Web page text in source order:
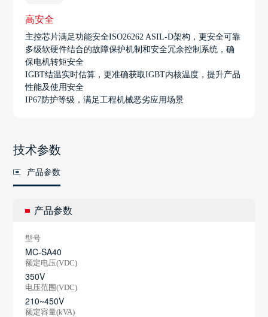
高安全
主控芯片满足功能安全ISO26262 ASIL-D架构，更安全可靠
多级软硬件结合的故障保护机制和安全冗余控制系统，确
保电机转矩安全
IGBT结温实时估算，更准确获取IGBT内核温度，提升产品
性能及使用安全
IP67防护等级，满足工程机械恶劣应用场景
技术参数
产品参数
产品参数
型号
MC-SA40
额定电压(VDC)
350V
电压范围(VDC)
210~450V
额定容量(kVA)